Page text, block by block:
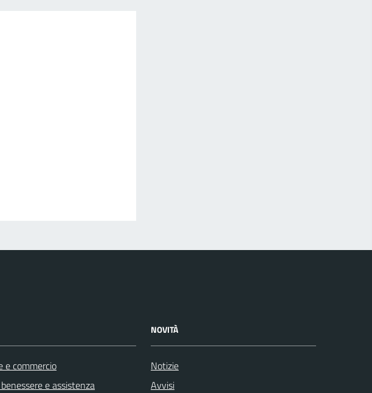
e commercio
e assistenza
NOVITÀ
Notizie
Avvisi